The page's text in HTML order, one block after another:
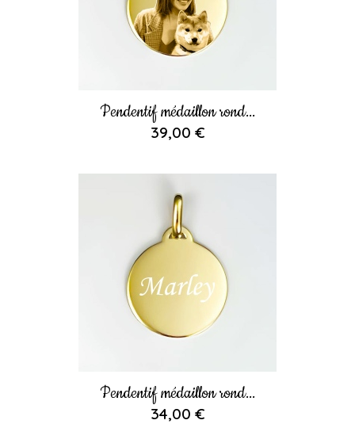
Pendentif médaillon rond...
39,00 €
Pendentif médaillon rond...
34,00 €